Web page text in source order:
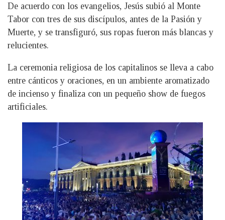
De acuerdo con los evangelios, Jesús subió al Monte
Tabor con tres de sus discípulos, antes de la Pasión y
Muerte, y se transfiguró, sus ropas fueron más blancas y
relucientes.
La ceremonia religiosa de los capitalinos se lleva a cabo
entre cánticos y oraciones, en un ambiente aromatizado
de incienso y finaliza con un pequeño show de fuegos
artificiales.